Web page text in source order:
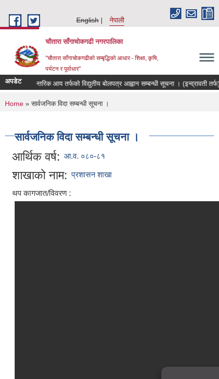
English
नेपाली
चौतारा साँगाचोकगढी नगरपालिका
"चौतारा साँगाचोकगढीको सम्बृद्धिको आधार - शिक्षा, कृषि,
पर्यटन र पूर्वाधार"
अपडेटआन्तरिक आय तर्फको विद्युतीय बोलपत्र आह्वान सम्बन्धी सूचना । (इन्द्रावती तर्फ)
You are here
Home » सार्वजनिक विदा सम्बन्धी सूचना ।
सार्वजनिक विदा सम्बन्धी सूचना ।
आर्थिक वर्ष: आ.व. ०८०-८१
शाखाको नाम: प्रशासन शाखा
थप कागजात/विवरण :